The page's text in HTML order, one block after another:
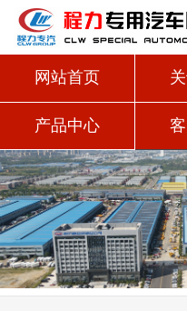
网站首页
产品中心